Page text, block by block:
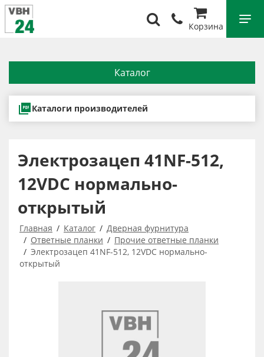
Корзина
Каталог
Каталоги производителей
Электрозацеп 41NF-512,
12VDC нормально-
открытый
Главная Каталог
Дверная фурнитура
Ответные планки
Прочие ответные планки
Электрозацеп 41NF-512, 12VDC нормально-
открытый